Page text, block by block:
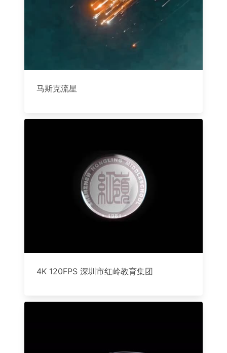
马斯克流星
4K 120FPS 深圳市红岭教育集团